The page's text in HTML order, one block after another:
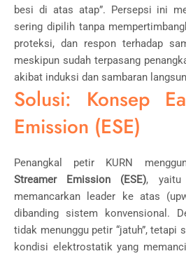
besi di atas atap”. Persepsi ini
sering dipilih tanpa
proteksi, dan respon terhadap
meskipun sudah terpasang
akibat induksi dan sambaran
Solusi: Konsep
Emission (ESE)
Penangkal petir KURN
Streamer Emission (ESE), yaitu
memancarkan leader ke atas
dibanding sistem konvensional.
tidak menunggu petir “jatuh”, tetapi
kondisi elektrostatik yang